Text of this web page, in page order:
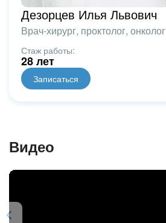
Дезорцев Илья Львович
Врач-хирург, проктолог, онколог
Стаж работы:
28 лет
Записаться
Видео